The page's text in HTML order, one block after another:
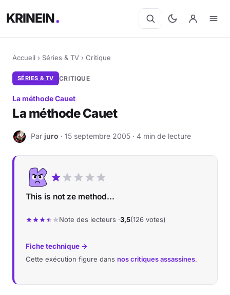
KRINEIN
Accueil › Séries & TV › Critique
SÉRIES & TV CRITIQUE
La méthode Cauet
La méthode Cauet
J Par juro · 15 septembre 2005 · 4 min de lecture
This is not ze method...
Note des lecteurs ·3,5(126 votes)
Fiche technique →
Cette exécution figure dans nos critiques assassines.